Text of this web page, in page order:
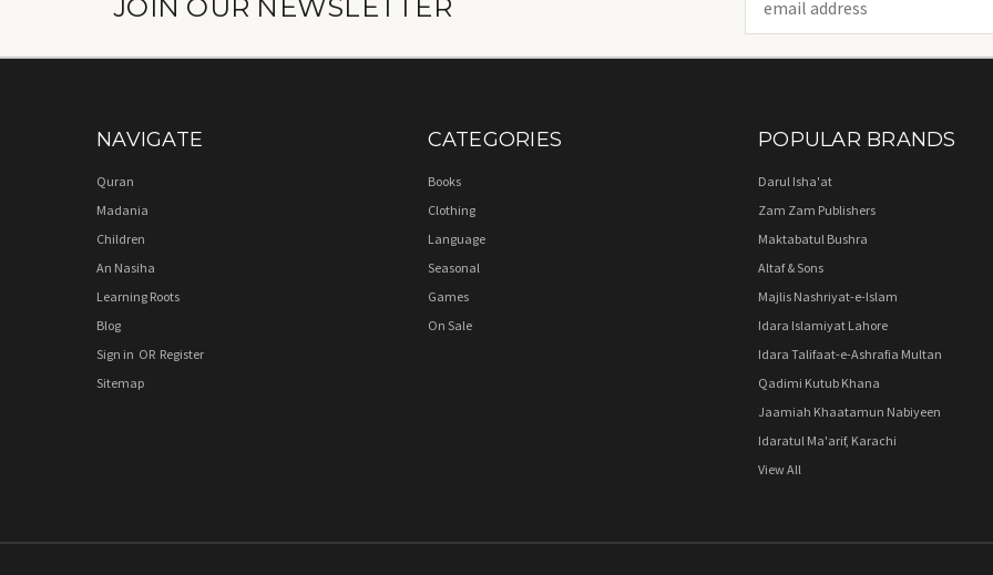
JOIN OUR NEWSLETTER
Address
NAVIGATE
Quran
Madania
Children
An Nasiha
Learning Roots
Blog
Sign in OR Register
Sitemap
CATEGORIES
Books
Clothing
Language
Seasonal
Games
On Sale
POPULAR BRANDS
Darul Isha'at
Zam Zam Publishers
Maktabatul Bushra
Altaf & Sons
Majlis Nashriyat-e-Islam
Idara Islamiyat Lahore
Idara Talifaat-e-Ashrafia Multan
Qadimi Kutub Khana
Jaamiah Khaatamun Nabiyeen
Idaratul Ma'arif, Karachi
View All